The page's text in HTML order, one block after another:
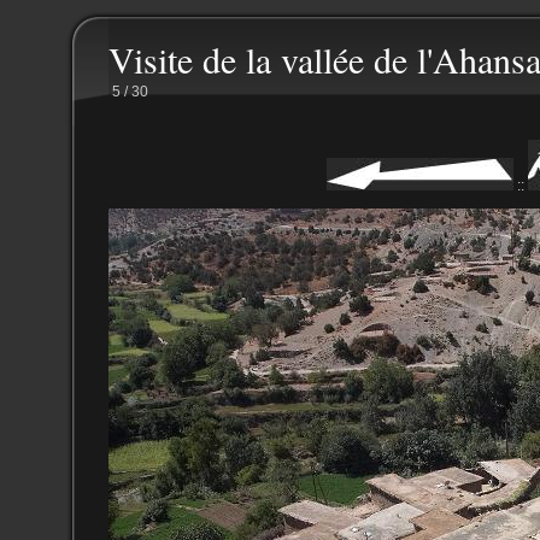
Visite de la vallée de
5 / 30
::